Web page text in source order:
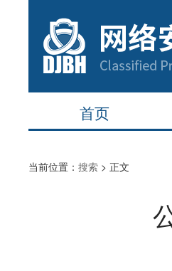
首页
当前位置： 搜索 > 正文